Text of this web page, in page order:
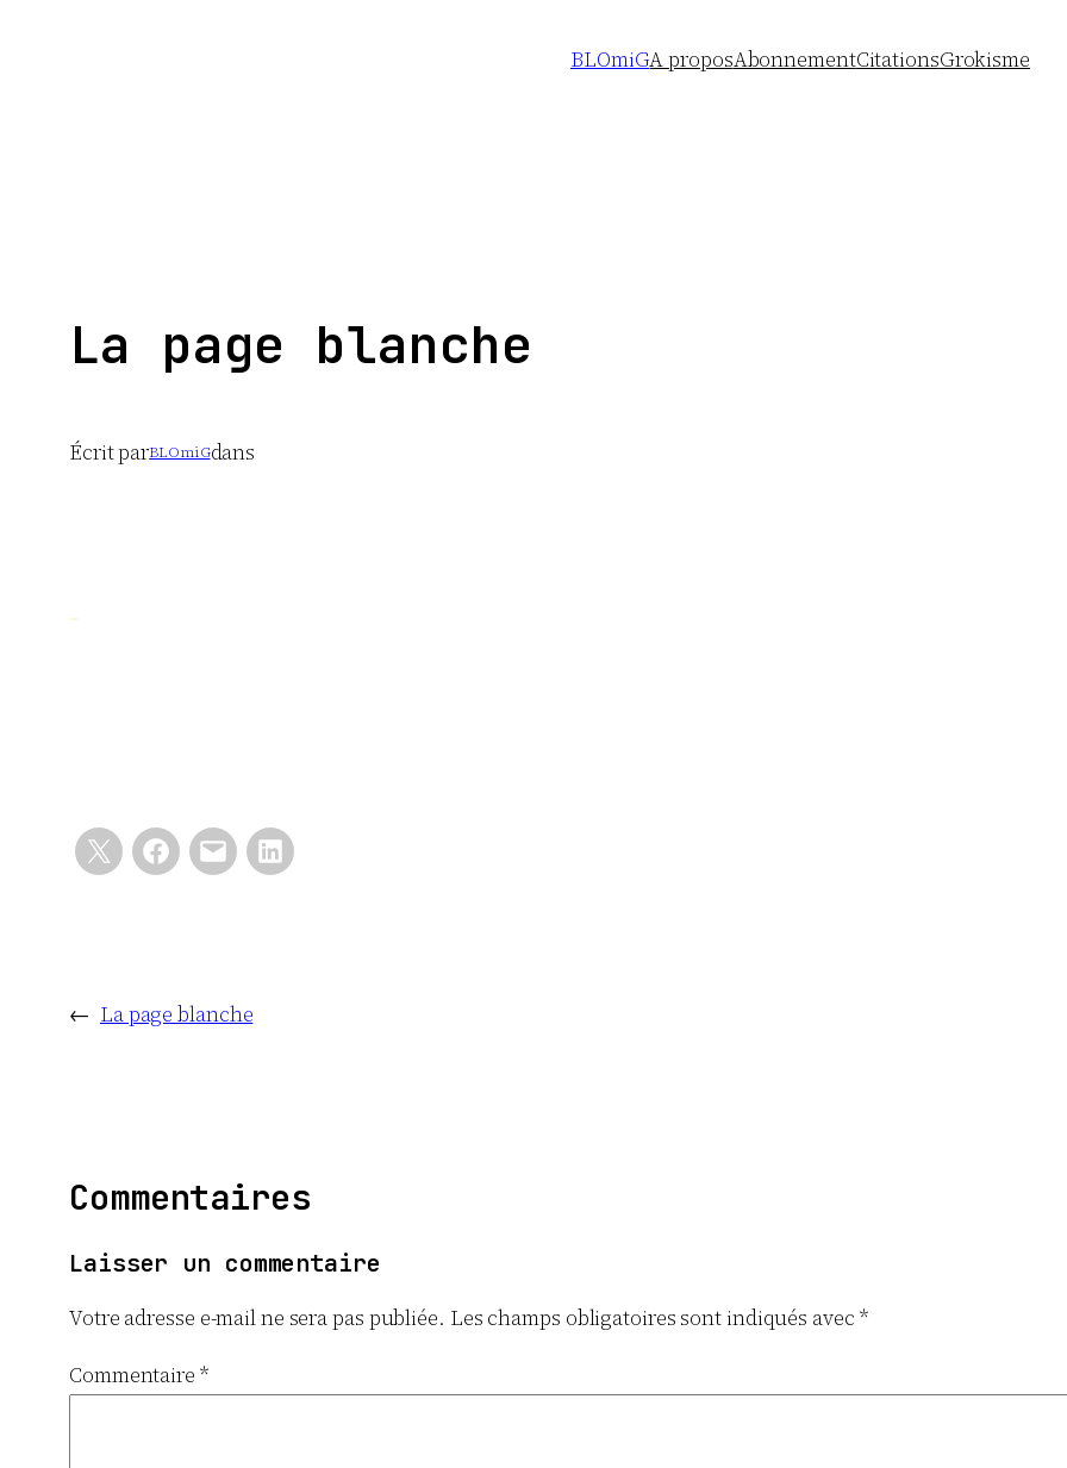
BLOmiGA proposAbonnementCitationsGrokisme
La page blanche
Écrit parBLOmiGdans
← La page blanche
Commentaires
Laisser un commentaire
Votre adresse e-mail ne sera pas publiée. Les champs obligatoires sont indiqués avec *
Commentaire *